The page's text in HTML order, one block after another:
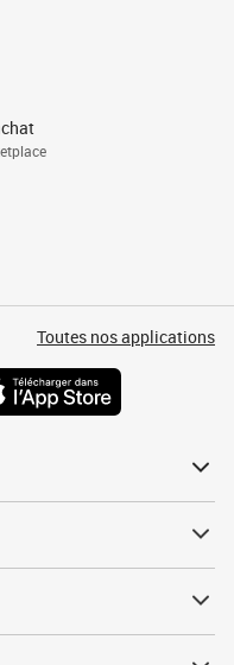
Toutes nos applications